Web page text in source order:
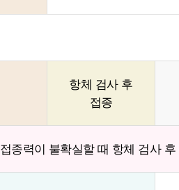
항체 검사 후
접종
접종력이 불확실할 때 항체 검사 후